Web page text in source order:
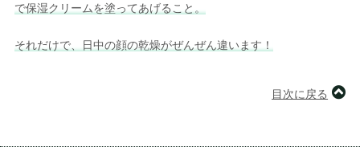
で保湿クリームを塗ってあげること。
それだけで、日中の顔の乾燥がぜんぜん違います！
目次に戻る